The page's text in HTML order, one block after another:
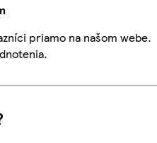
priamo na našom webe.